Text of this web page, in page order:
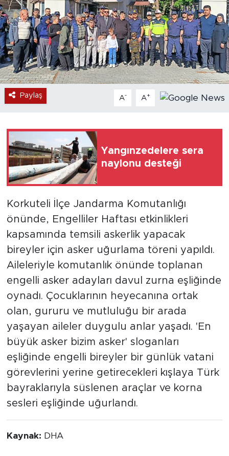
Paylaş A- A+
Yangınzedelere sera
naylonu desteği
Korkuteli İlçe Jandarma Komutanlığı
önünde, Engelliler Haftası etkinlikleri
kapsamında temsili askerlik yapacak
bireyler için asker uğurlama töreni yapıldı.
Aileleriyle komutanlık önünde toplanan
engelli asker adayları davul zurna eşliğinde
oynadı. Çocuklarının heyecanına ortak
olan, gururu ve mutluluğu bir arada
yaşayan aileler duygulu anlar yaşadı. 'En
büyük asker bizim asker' sloganları
eşliğinde engelli bireyler bir günlük vatani
görevlerini yerine getirecekleri kışlaya Türk
bayraklarıyla süslenen araçlar ve korna
sesleri eşliğinde uğurlandı.
Kaynak: DHA